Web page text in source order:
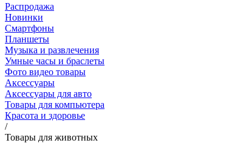
Распродажа
Новинки
Смартфоны
Планшеты
Музыка и развлечения
Умные часы и браслеты
Фото видео товары
Аксессуары
Аксессуары для авто
Товары для компьютера
Красота и здоровье
/
Товары для животных